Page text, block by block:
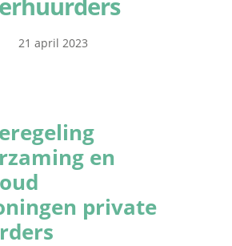
21 april 2023
en
private